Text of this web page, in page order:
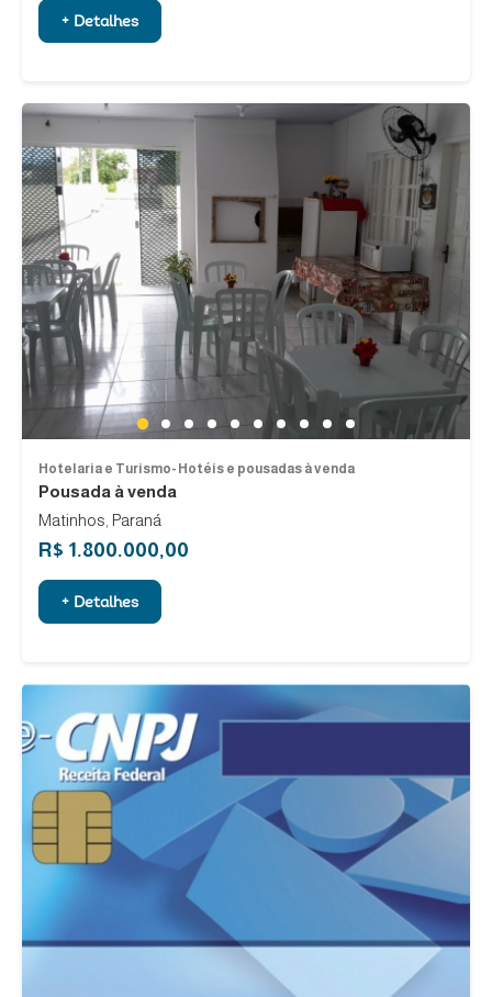
+ Detalhes
1 2 3 4 5 6 7 8 9 10
Hotelaria e Turismo- Hotéis e pousadas à venda
Pousada à venda
Matinhos, Paraná
R$ 1.800.000,00
+ Detalhes